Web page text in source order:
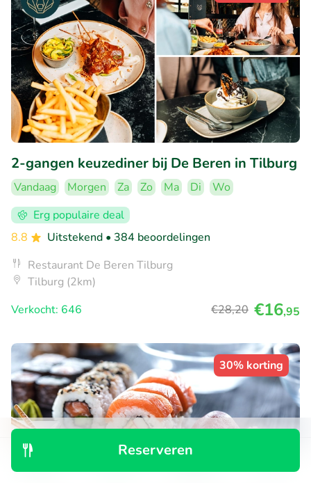
Reserveren
2-gangen keuzediner bij De Beren in Tilburg
Vandaag Morgen Za Zo Ma Di
Wo
Erg populaire deal
8.8
Uitstekend • 384 beoordelingen
Restaurant De Beren Tilburg
Tilburg (2km)
Verkocht: 646
€28,20 €16,95
30% korting